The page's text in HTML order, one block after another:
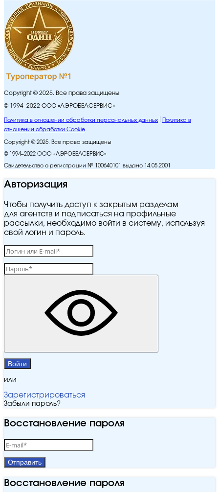
Copyright © 2025. Все права защищены
© 1994–2022 ООО «АЭРОБЕЛСЕРВИС»
Политика в отношении обработки персональных данных
Политика в
отношении обработки Cookie
Copyright © 2025. Все права защищены
© 1994–2022 ООО «АЭРОБЕЛСЕРВИС»
Свидетельство о регистрации № 100640101 выдано 14.05.2001
Авторизация
Чтобы получить доступ к закрытым разделам
для агентств и подписаться на профильные
рассылки, необходимо войти в систему, используя
свой логин и пароль.
Войти
или
Зарегистрироваться
Забыли пароль?
Восстановление пароля
Отправить
Восстановление пароля